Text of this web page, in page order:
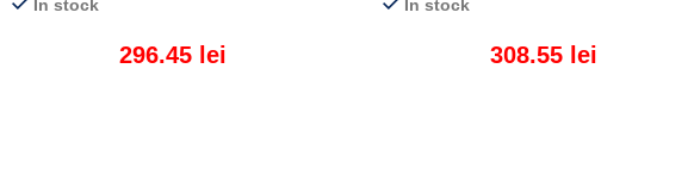
In stock
296.45 lei
In stock
308.55 lei